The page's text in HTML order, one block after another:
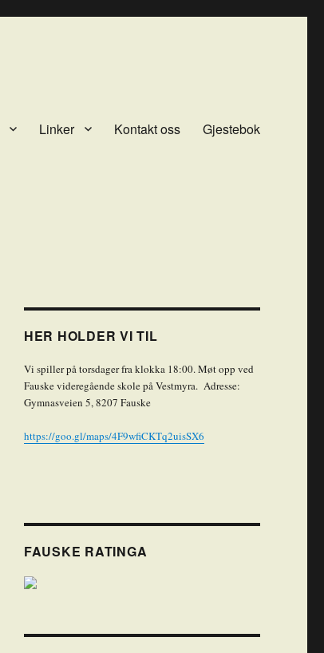
Linker Kontakt oss Gjestebok
HER HOLDER VI TIL
Vi spiller på torsdager fra klokka 18:00. Møt opp ved
Fauske videregående skole på Vestmyra. Adresse:
Gymnasveien 5, 8207 Fauske
https://goo.gl/maps/4F9wfiCKTq2uisSX6
FAUSKE RATINGA